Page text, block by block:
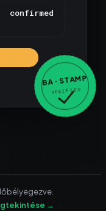
confirmed
BA · STAMP
VERIFIED
→